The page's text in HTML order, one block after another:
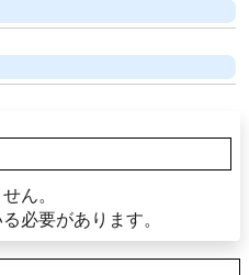
ん。
必要があります。